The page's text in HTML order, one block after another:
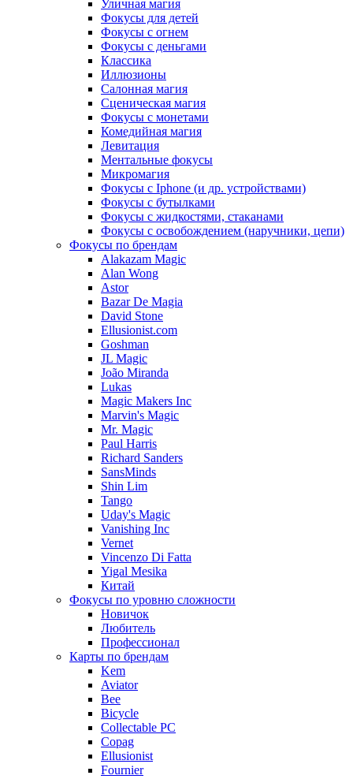
Уличная магия
Фокусы для детей
Фокусы с огнем
Фокусы с деньгами
Классика
Иллюзионы
Салонная магия
Сценическая магия
Фокусы с монетами
Комедийная магия
Левитация
Ментальные фокусы
Микромагия
Фокусы с Iphone (и др. устройствами)
Фокусы с бутылками
Фокусы с жидкостями, стаканами
Фокусы с освобождением (наручники, цепи)
Фокусы по брендам
Alakazam Magic
Alan Wong
Astor
Bazar De Magia
David Stone
Ellusionist.com
Goshman
JL Magic
João Miranda
Lukas
Magic Makers Inc
Marvin's Magic
Mr. Magic
Paul Harris
Richard Sanders
SansMinds
Shin Lim
Tango
Uday's Magic
Vanishing Inc
Vernet
Vincenzo Di Fatta
Yigal Mesika
Китай
Фокусы по уровню сложности
Новичок
Любитель
Профессионал
Карты по брендам
Kem
Aviator
Bee
Bicycle
Collectable PC
Copag
Ellusionist
Fournier